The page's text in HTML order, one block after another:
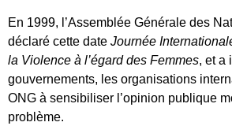
En 1999, l’Assemblée Générale des
déclaré cette date Journée
la Violence à l’égard des Femmes, et a
gouvernements, les organisations
ONG à sensibiliser l’opinion publique
problème.